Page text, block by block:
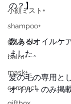
小顔ミスト+
shampoo+
gel & oil+
balm+
mask+
compact
の？】
数あるオイルケ
ました。
髪の毛の専用と
オイル＋のみ掲